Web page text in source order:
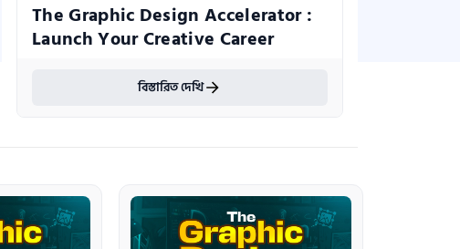
The Graphic Design Accelerator :
Launch Your Creative Career
বিস্তারিত দেখি